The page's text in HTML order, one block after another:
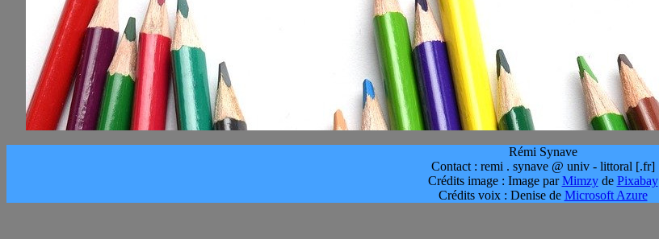
Rémi Synave
Contact : remi . synave @ univ - littoral [.fr]
Crédits image : Image parMimzyde Pixabay
Crédits voix : Denise de Microsoft Azure